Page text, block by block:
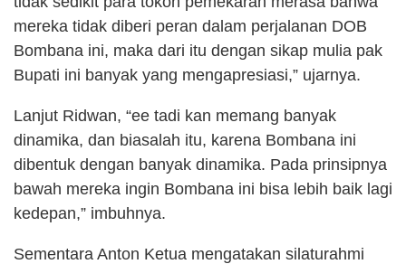
mereka tidak diberi peran dalam perjalanan DOB
Bombana ini, maka dari itu dengan sikap mulia pak
Bupati ini banyak yang mengapresiasi,” ujarnya.
Lanjut Ridwan, “ee tadi kan memang banyak
dinamika, dan biasalah itu, karena Bombana ini
dibentuk dengan banyak dinamika. Pada prinsipnya
bawah mereka ingin Bombana ini bisa lebih baik lagi
kedepan,” imbuhnya.
Sementara Anton Ketua mengatakan silaturahmi